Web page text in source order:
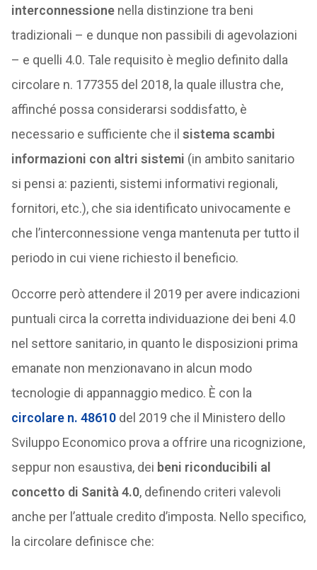
interconnessionenella distinzione tra beni
tradizionali – e dunque non passibili di agevolazioni
– e quelli 4.0. Tale requisito è meglio definito dalla
circolare n. 177355 del 2018, la quale illustra che,
affinché possa considerarsi soddisfatto, è
necessario e sufficiente che il sistema scambi
informazioni con altri sistemi (in ambito sanitario
si pensi a: pazienti, sistemi informativi regionali,
fornitori, etc.), che sia identificato univocamente e
che l’interconnessione venga mantenuta per tutto il
periodo in cui viene richiesto il beneficio.
Occorre però attendere il 2019 per avere indicazioni
puntuali circa la corretta individuazione dei beni 4.0
nel settore sanitario, in quanto le disposizioni prima
emanate non menzionavano in alcun modo
tecnologie di appannaggio medico. È con la
circolare n. 48610del 2019 che il Ministero dello
Sviluppo Economico prova a offrire una ricognizione,
seppur non esaustiva, dei beni riconducibili al
concetto di Sanità 4.0, definendo criteri valevoli
anche per l’attuale credito d’imposta. Nello specifico,
la circolare definisce che: